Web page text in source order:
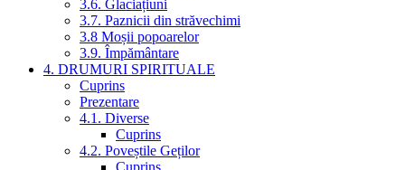
3.6. Glaciațiuni
3.7. Paznicii din străvechimi
3.8 Moșii popoarelor
3.9. Împământare
4. DRUMURI SPIRITUALE
Cuprins
Prezentare
4.1. Diverse
Cuprins
4.2. Poveștile Geților
Cuprins